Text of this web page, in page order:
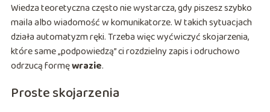
Wiedza teoretyczna często nie wystarcza, gdy piszesz szybko
maila albo wiadomość w komunikatorze. W takich sytuacjach
działa automatyzm ręki. Trzeba więc wyćwiczyć skojarzenia,
które same „podpowiedzą” ci rozdzielny zapis i odruchowo
odrzucą formęwrazie.
Proste skojarzenia